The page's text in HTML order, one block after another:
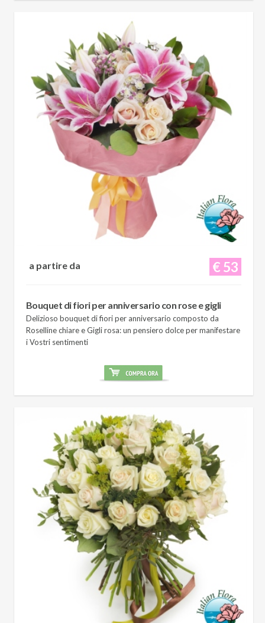
€ 53
a partire da
Bouquet di fiori per anniversario con rose e gigli
Delizioso bouquet di fiori per anniversario composto da
Roselline chiare e Gigli rosa: un pensiero dolce per manifestare
i Vostri sentimenti